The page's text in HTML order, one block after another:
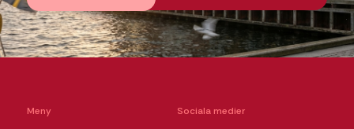
Meny Sociala medier